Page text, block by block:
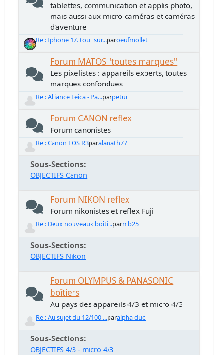
tablettes, communication et applis photo,
mais aussi aux micro-caméras et caméras
d'aventure
Re : Iphone 17. tout sur...paroeufmollet
Forum MATOS "toutes marques"
Les pixelistes : appareils experts, toutes
marques confondues
Re : Alliance Leica - Pa...parpetur
Forum CANON reflex
Forum canonistes
Re : Canon EOS R3paralanath77
Sous-Sections
OBJECTIFS Canon
Forum NIKON reflex
Forum nikonistes et reflex Fuji
Re : Deux nouveaux boîti...parmb25
Sous-Sections
OBJECTIFS Nikon
Forum OLYMPUS & PANASONIC
boîtiers
Au pays des appareils 4/3 et micro 4/3
Re : Au sujet du 12/100 ...paralpha duo
Sous-Sections
OBJECTIFS 4/3 - micro 4/3